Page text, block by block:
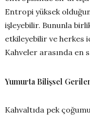
Entropi yüksek
işleyebilir. Bununla
etkileyebilir ve herkes
Kahveler arasında en
Yumurta Bilişsel
Kahvaltıda pek